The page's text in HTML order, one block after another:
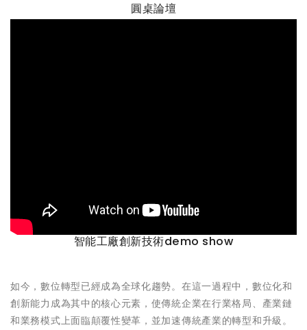
圓桌論壇
智能工廠創新技術demo show
如今，數位轉型已經成為全球化趨勢。在這一過程中，數位化和
創新能力成為其中的核心元素，使傳統企業在行業格局、產業鏈
和業務模式上面臨顛覆性變革，並加速傳統產業的轉型和升級。